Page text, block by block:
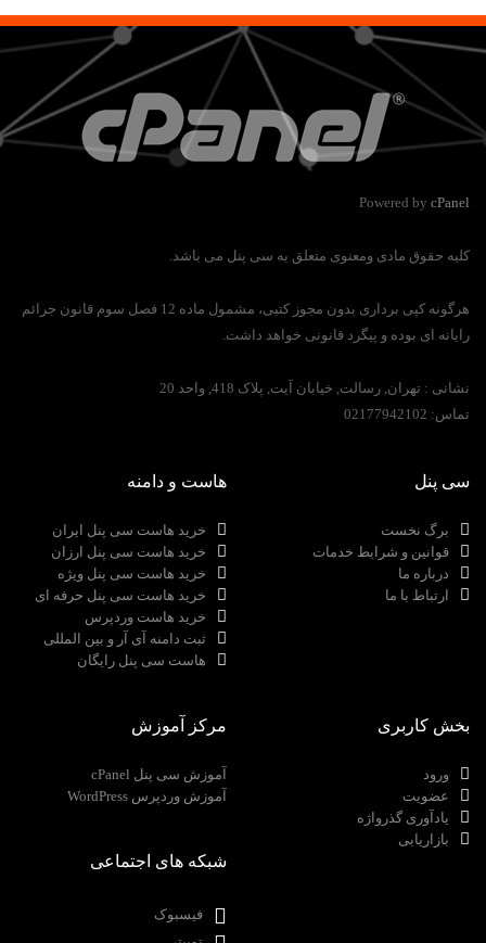
Powered by cPanel
کلیه حقوق مادی ومعنوی متعلق به سی پنل می باشد.
هرگونه کپی برداری بدون مجوز کتبی، مشمول ماده 12 فصل سوم قانون جرائم
رایانه ای بوده و پیگرد قانونی خواهد داشت.
نشانی : تهران, رسالت, خیابان آیت, پلاک 418, واحد 20
تماس:
سی پنل
برگ نخست
قوانین و شرایط خدمات
درباره ما
ارتباط با ما
هاست و دامنه
خرید هاست سی پنل ایران
خرید هاست سی پنل ارزان
خرید هاست سی پنل ویژه
خرید هاست سی پنل حرفه ای
خرید هاست وردپرس
ثبت دامنه آی آر و بین المللی
هاست سی پنل رایگان
بخش کاربری
ورود
عضویت
یادآوری گذرواژه
بازاریابی
مرکز آموزش
آموزش سی پنل cPanel
آموزش وردپرس WordPress
شبکه های اجتماعی
فیسبوک